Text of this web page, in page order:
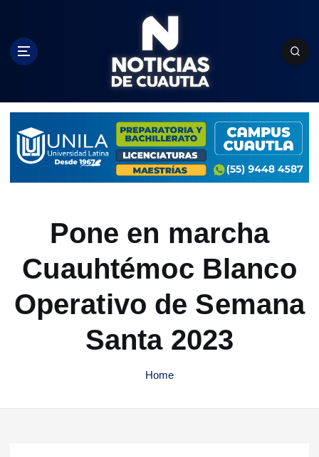
c
Pone en marcha
Cuauhtémoc Blanco
Operativo de Semana
Santa 2023
Home